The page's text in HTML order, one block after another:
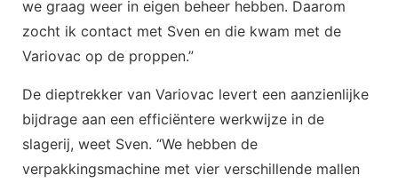
we graag weer in eigen beheer hebben. Daarom
zocht ik contact met Sven en die kwam met de
Variovac op de proppen.”
De dieptrekker van Variovac levert een aanzienlijke
bijdrage aan een efficiëntere werkwijze in de
slagerij, weet Sven. “We hebben de
verpakkingsmachine met vier verschillende mallen